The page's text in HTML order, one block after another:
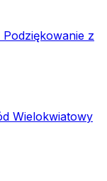
z
Wielokwiatowy